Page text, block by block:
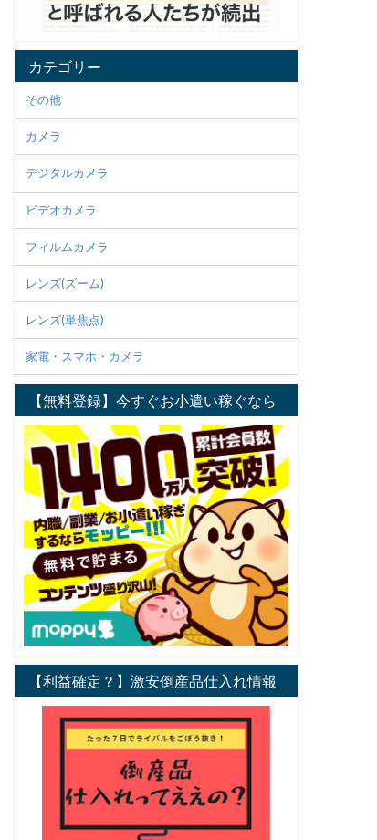
カテゴリー
その他
カメラ
デジタルカメラ
ビデオカメラ
フィルムカメラ
レンズ(ズーム)
レンズ(単焦点)
家電・スマホ・カメラ
【無料登録】今すぐお小遣い稼ぐなら
【利益確定？】激安倒産品仕入れ情報